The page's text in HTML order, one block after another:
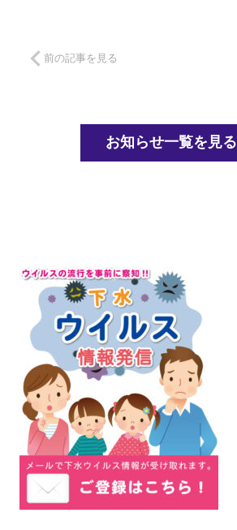
前の記事を見る
お知らせ一覧を見る